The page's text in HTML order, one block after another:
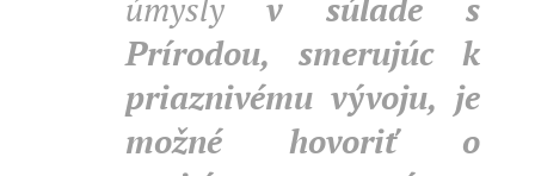
úmyslyv súlade s
Prírodou, smerujúc k
priaznivému vývoju, je
možné hovoriť o